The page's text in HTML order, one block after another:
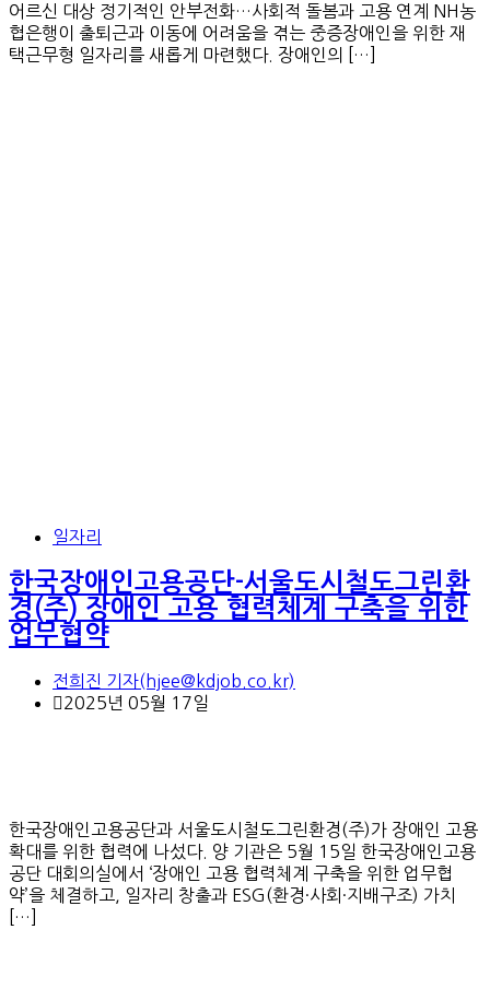
어르신 대상 정기적인 안부전화…사회적 돌봄과 고용 연계 NH농
협은행이 출퇴근과 이동에 어려움을 겪는 중증장애인을 위한 재
택근무형 일자리를 새롭게 마련했다. 장애인의 […]
일자리
한국장애인고용공단-서울도시철도그린환
경(주) 장애인 고용 협력체계 구축을 위한
업무협약
전희진 기자(hjee@kdjob.co.kr)
2025년 05월 17일
한국장애인고용공단과 서울도시철도그린환경(주)가 장애인 고용
확대를 위한 협력에 나섰다. 양 기관은 5월 15일 한국장애인고용
공단 대회의실에서 ‘장애인 고용 협력체계 구축을 위한 업무협
약’을 체결하고, 일자리 창출과 ESG(환경·사회·지배구조) 가치
[…]